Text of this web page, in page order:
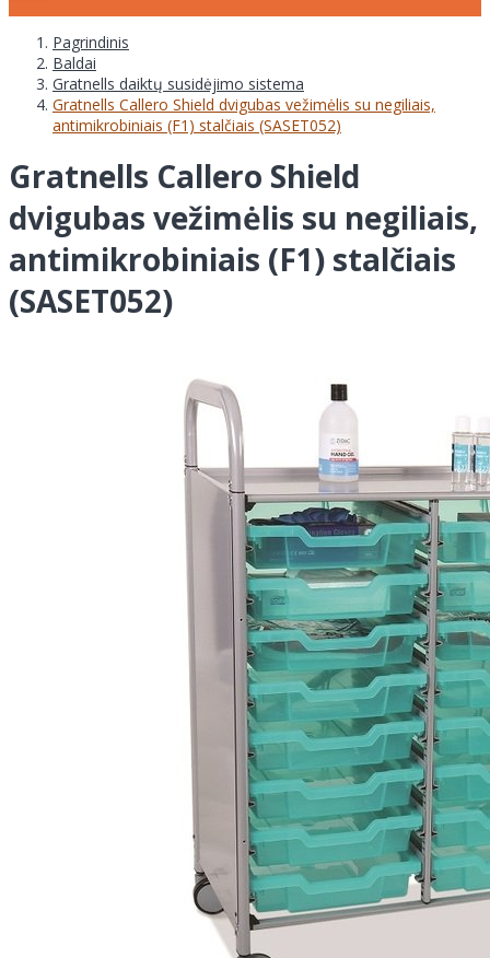
Pagrindinis
Baldai
Gratnells daiktų susidėjimo sistema
Gratnells Callero Shield dvigubas vežimėlis su negiliais,
antimikrobiniais (F1) stalčiais (SASET052)
Gratnells Callero Shield
dvigubas vežimėlis su negiliais,
antimikrobiniais (F1) stalčiais
(SASET052)